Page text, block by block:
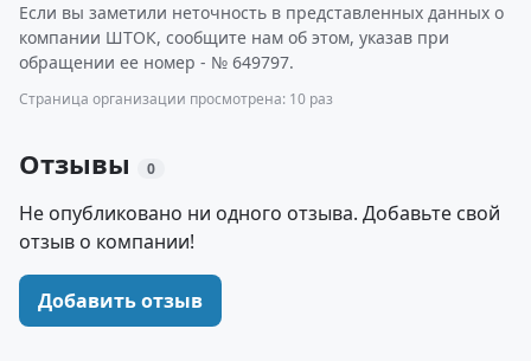
Если вы заметили неточность в представленных данных о
компании ШТОК, сообщите нам об этом, указав при
обращении ее номер - № 649797.
Страница организации просмотрена: 10 раз
Отзывы 0
Не опубликовано ни одного отзыва. Добавьте свой
отзыв о компании!
Добавить отзыв